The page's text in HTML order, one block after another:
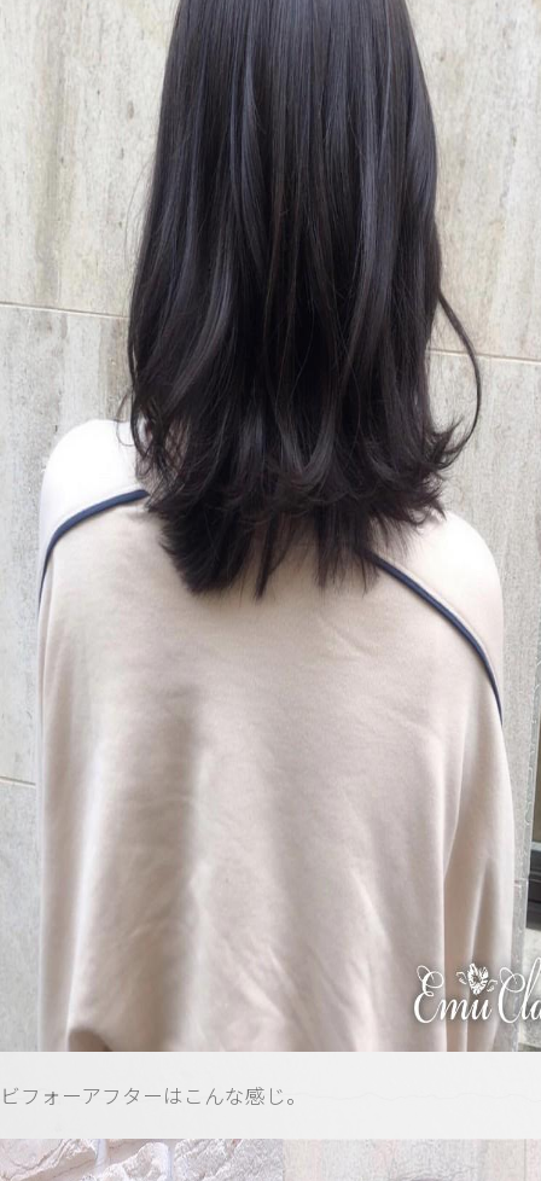
ビフォーアフターはこんな感じ。